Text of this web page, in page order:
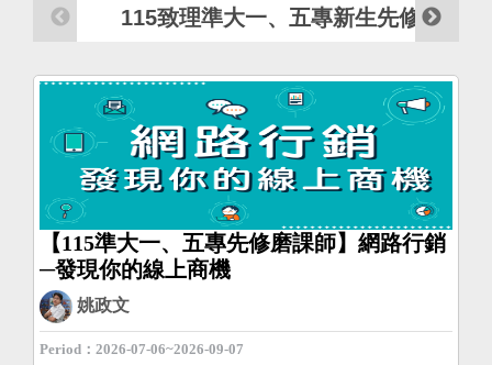
115致理準大一、五專新生先修磨課師
【115準大一、五專先修磨課師】網路行銷
─發現你的線上商機
姚政文
Period：2026-07-06~2026-09-07